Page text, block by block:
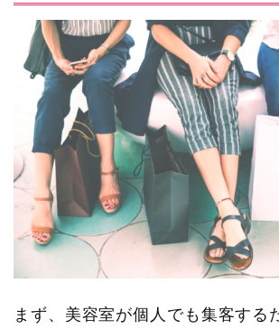
まず、美容室が個人でも集客する